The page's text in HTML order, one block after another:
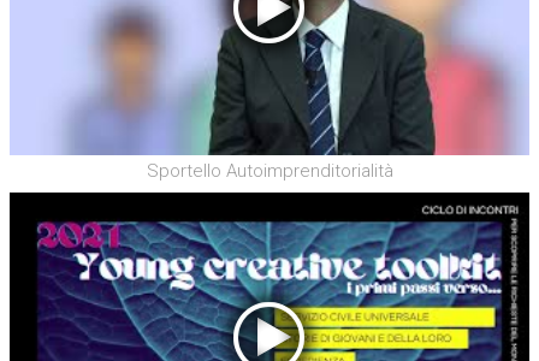
Sportello Autoimprenditorialità